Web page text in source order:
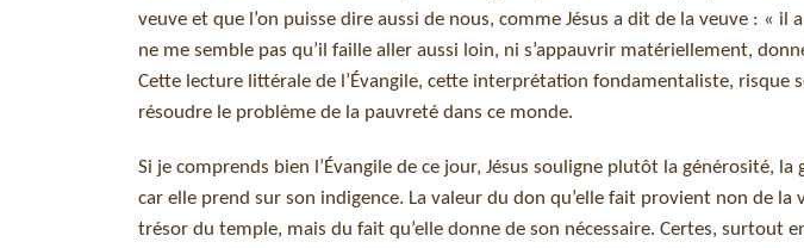
veuve et que l’on puisse dire aussi de nous, comme Jésus a dit de la veuve : « il
ne me semble pas qu’il faille aller aussi loin, ni s’appauvrir matériellement,
Cette lecture littérale de l’Évangile, cette interprétation fondamentaliste, risque
résoudre le problème de la pauvreté dans ce monde.
Si je comprends bien l’Évangile de ce jour, Jésus souligne plutôt la générosité,
car elle prend sur son indigence. La valeur du don qu’elle fait provient non de
trésor du temple, mais du fait qu’elle donne de son nécessaire. Certes, surtout